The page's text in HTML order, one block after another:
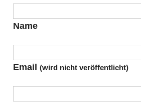
Name
Email (wird nicht veröffentlicht)